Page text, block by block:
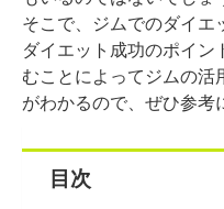
そこで、ジムでのダイエ
ダイエット成功のポイ
むことによってジムの
がわかるので、ぜひ参考
目次